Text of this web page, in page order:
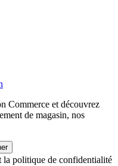
Commerce et découvrez
de magasin, nos
la politique de confidentialité